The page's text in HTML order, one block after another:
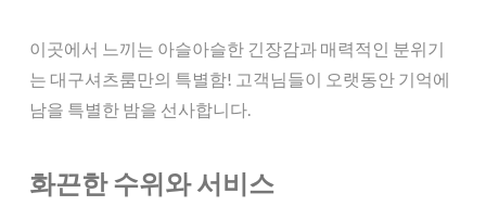
이곳에서 느끼는 아슬아슬한 긴장감과 매력적인 분위기
는 대구셔츠룸만의 특별함! 고객님들이 오랫동안 기억에
남을 특별한 밤을 선사합니다.
화끈한 수위와 서비스